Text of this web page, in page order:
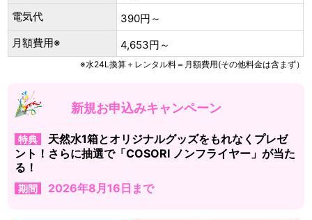
電気代
390円～
月額費用※
4,653円～
※水24L換算＋レンタル料＝月額費用(その他料金は含まず）
新規お申込みキャンペーン
特典
天然水1箱とオリジナルグッズをもれなくプレゼ
ント！さらに抽選で「COSORI ノンフライヤー」が当た
る！
期間 2026年8月16日まで